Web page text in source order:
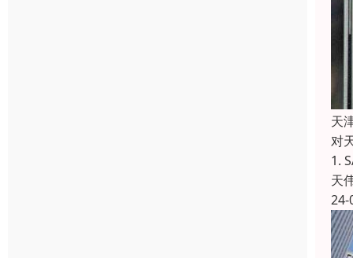
天
对
1.
天
24-